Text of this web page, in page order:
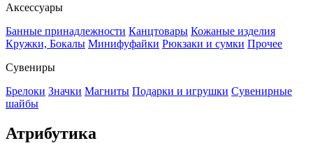
Аксессуары
Банные принадлежности Канцтовары Кожаные изделия
Кружки, Бокалы Минифуфайки Рюкзаки и сумки Прочее
Сувениры
Брелоки Значки Магниты Подарки и игрушки Сувенирные
шайбы
Атрибутика